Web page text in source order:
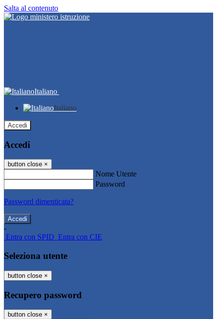
Salta al contenuto
Italiano
Italiano
Accedi
Accedi
button close ×
Nome Utente
Password
Password dimenticata?
-
Entra con SPID Entra con CIE
Seleziona utente
button close ×
Recupero password
button close ×